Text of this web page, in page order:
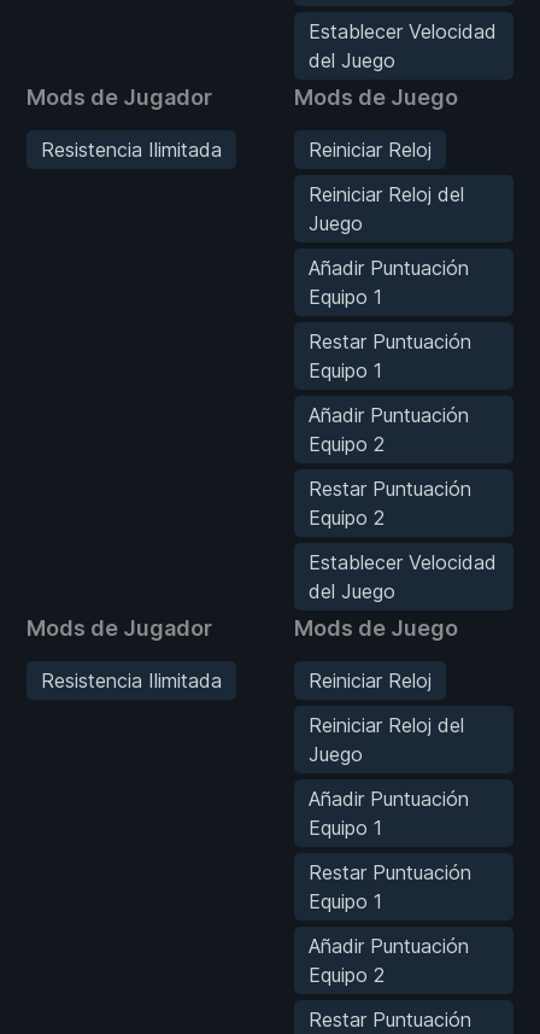
Establecer Velocidad
del Juego
Mods de Jugador
Resistencia Ilimitada
Mods de Juego
Reiniciar Reloj
Reiniciar Reloj del
Juego
Añadir Puntuación
Equipo 1
Restar Puntuación
Equipo 1
Añadir Puntuación
Equipo 2
Restar Puntuación
Equipo 2
Establecer Velocidad
del Juego
Mods de Jugador
Resistencia Ilimitada
Mods de Juego
Reiniciar Reloj
Reiniciar Reloj del
Juego
Añadir Puntuación
Equipo 1
Restar Puntuación
Equipo 1
Añadir Puntuación
Equipo 2
Restar Puntuación